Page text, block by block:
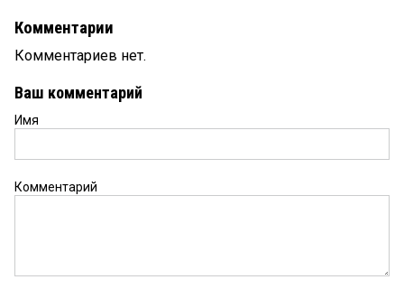
Комментарии
Комментариев нет.
Ваш комментарий
Имя
Комментарий